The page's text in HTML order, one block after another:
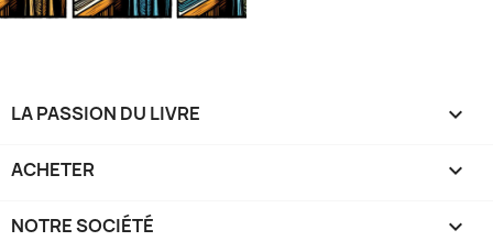
LA PASSION DU LIVRE 
ACHETER 
NOTRE SOCIÉTÉ 